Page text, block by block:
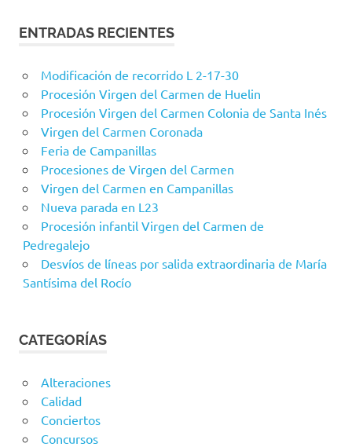
ENTRADAS RECIENTES
Modificación de recorrido L 2-17-30
Procesión Virgen del Carmen de Huelin
Procesión Virgen del Carmen Colonia de Santa Inés
Virgen del Carmen Coronada
Feria de Campanillas
Procesiones de Virgen del Carmen
Virgen del Carmen en Campanillas
Nueva parada en L23
Procesión infantil Virgen del Carmen de
Pedregalejo
Desvíos de líneas por salida extraordinaria de María
Santísima del Rocío
CATEGORÍAS
Alteraciones
Calidad
Conciertos
Concursos